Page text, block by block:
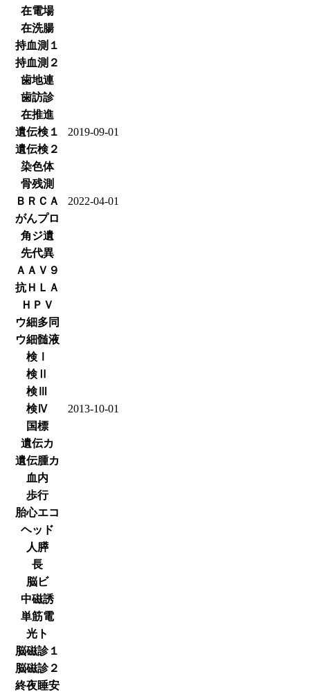
在電場
在洗腸
持血測１
持血測２
歯地連
歯訪診
在推進
遺伝検１
2019-09-01
遺伝検２
染色体
骨残測
ＢＲＣＡ
2022-04-01
がんプロ
角ジ遺
先代異
ＡＡＶ９
抗ＨＬＡ
ＨＰＶ
ウ細多同
ウ細髄液
検Ⅰ
検Ⅱ
検Ⅲ
検Ⅳ
2013-10-01
国標
遺伝カ
遺伝腫カ
血内
歩行
胎心エコ
ヘッド
人膵
長
脳ビ
中磁誘
単筋電
光ト
脳磁診１
脳磁診２
終夜睡安